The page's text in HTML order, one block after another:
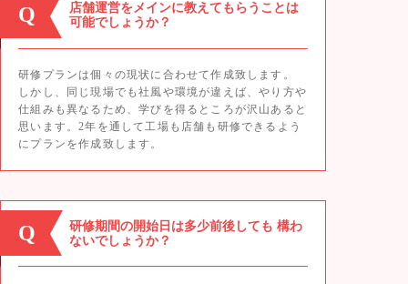
Q
店舗運営をメインに教えてもらうことは
可能でしょうか？
研修プランは個々の現状に合わせて作成致します。
しかし、同じ現場でも社風や環境が違えば、やり方や
仕組みも異なるため、学びを得るところが沢山あると
思います。2年を通して工場も店舗も研修できるよう
にプランを作成致します。
Q
研修期間の開始日は多少前後しても 構わ
ないでしょうか？